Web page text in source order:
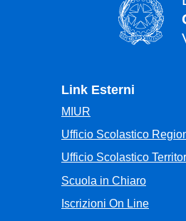
Link Esterni
MIUR
Ufficio Scolastico
Ufficio Scolastico
Scuola in Chiaro
Iscrizioni On Line